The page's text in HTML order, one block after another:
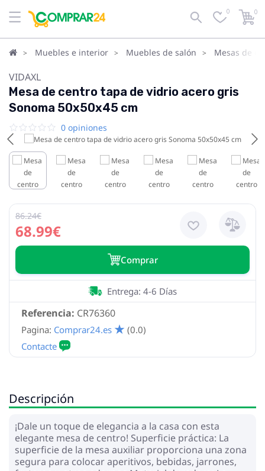
0 0
Muebles e interior Muebles de salón Mesas de
VIDAXL
Mesa de centro tapa de vidrio acero gris
Sonoma 50x50x45 cm
0 opiniones
68.99€
86.24€
Сomprar
Referencia: CR76360
Entrega: 4-6 Días
Pagina: Comprar24.es (0.0)
Descripción
¡Dale un toque de elegancia a la casa con esta
elegante mesa de centro! Superficie práctica: La
superficie de la mesa auxiliar proporciona una zona
segura para colocar aperitivos, bebidas, jarrones,